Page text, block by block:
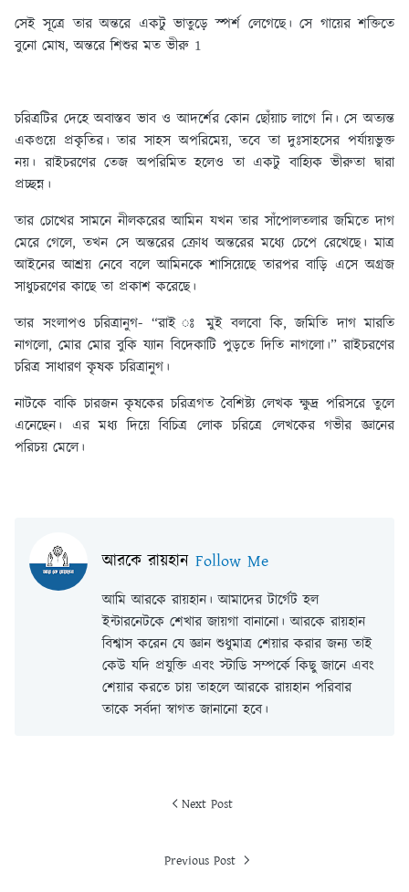
সেই সূত্রে তার অন্তরে একটু ভাতুড়ে স্পর্শ লেগেছে। সে গায়ের শক্তিতে
বুনো মোষ, অন্তরে শিশুর মত ভীরু 1
চরিত্রটির দেহে অবাস্তব ভাব ও আদর্শের কোন ছোঁয়াচ লাগে নি। সে অত্যন্ত
একগুয়ে প্রকৃতির। তার সাহস অপরিমেয়, তবে তা দুঃসাহসের পর্যায়ভুক্ত
নয়। রাইচরণের তেজ অপরিমিত হলেও তা একটু বাহ্যিক ভীরুতা দ্বারা
প্রচ্ছন্ন।
তার চোখের সামনে নীলকরের আমিন যখন তার সাঁপোলতলার জমিতে দাগ
মেরে গেলে, তখন সে অন্তরের ক্রোধ অন্তরের মধ্যে চেপে রেখেছে। মাত্র
আইনের আশ্রয় নেবে বলে আমিনকে শাসিয়েছে তারপর বাড়ি এসে অগ্রজ
সাধুচরণের কাছে তা প্রকাশ করেছে।
তার সংলাপও চরিত্রানুগ- “রাই ঃ মুই বলবো কি, জমিতি দাগ মারতি
নাগলো, মোর মোর বুকি য্যান বিদেকাটি পুড়তে দিতি নাগলো।” রাইচরণের
চরিত্র সাধারণ কৃষক চরিত্রানুগ।
নাটকে বাকি চারজন কৃষকের চরিত্রগত বৈশিষ্ট্য লেখক ক্ষুদ্র পরিসরে তুলে
এনেছেন। এর মধ্য দিয়ে বিচিত্র লোক চরিত্রে লেখকের গভীর জ্ঞানের
পরিচয় মেলে।
আরকে রায়হান Follow Me
আমি আরকে রায়হান। আমাদের টার্গেট হল
ইন্টারনেটকে শেখার জায়গা বানানো। আরকে রায়হান
বিশ্বাস করেন যে জ্ঞান শুধুমাত্র শেয়ার করার জন্য তাই
কেউ যদি প্রযুক্তি এবং স্টাডি সম্পর্কে কিছু জানে এবং
শেয়ার করতে চায় তাহলে আরকে রায়হান পরিবার
তাকে সর্বদা স্বাগত জানানো হবে।
Next Post
Previous Post